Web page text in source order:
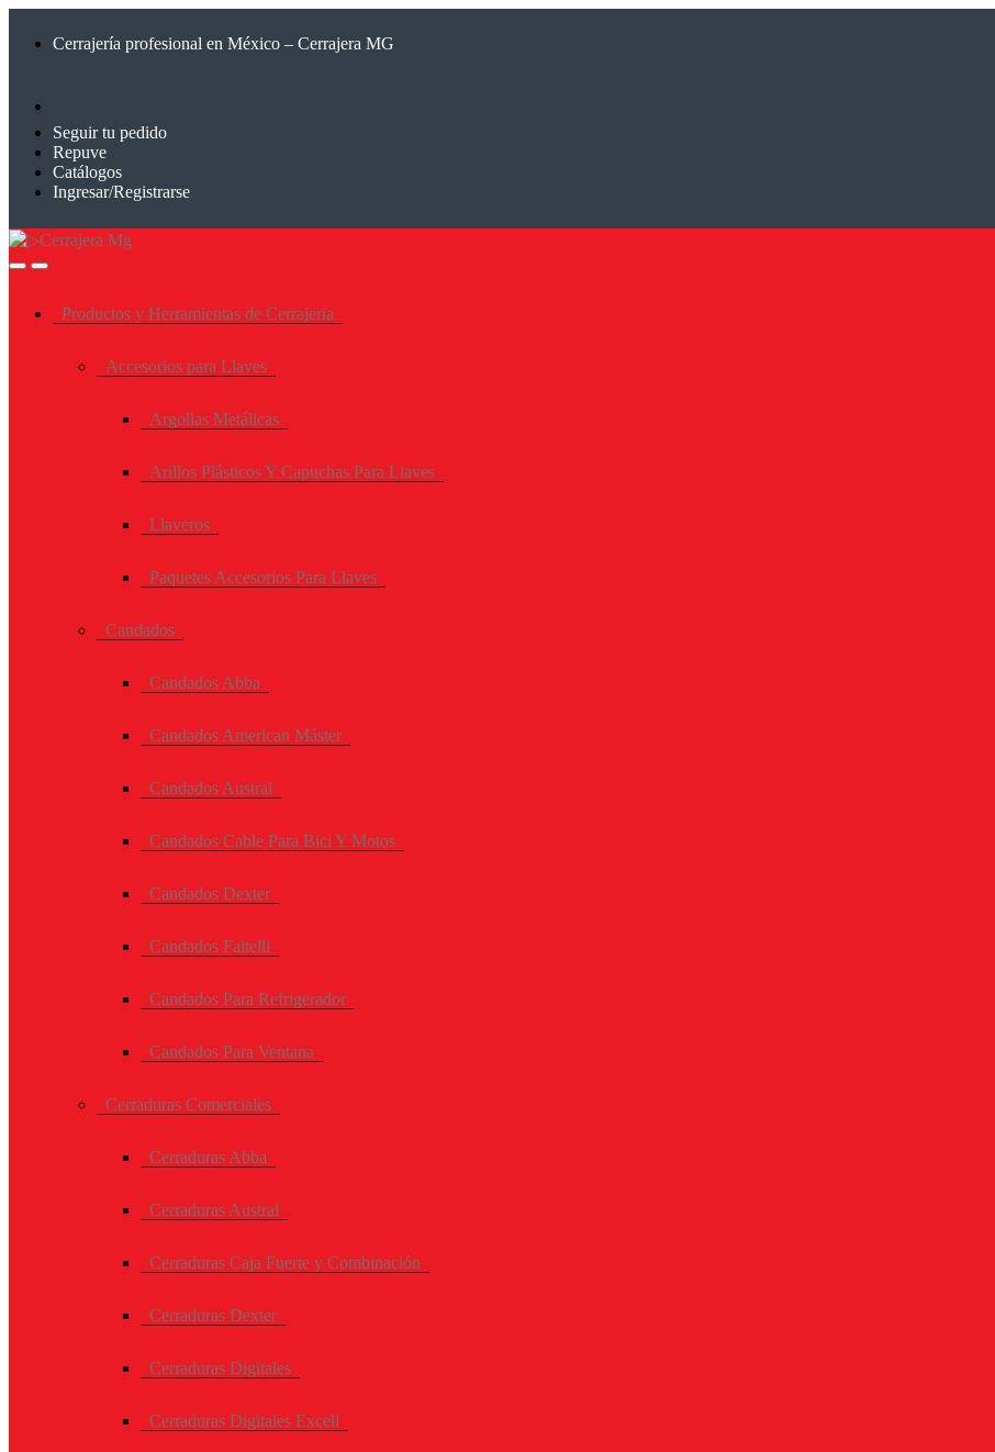
Cerrajería profesional en México – Cerrajera MG
Seguir tu pedido
Repuve
Catálogos
Ingresar/Registrarse
Productos y Herramientas de Cerrajeria
Accesorios para Llaves
Argollas Metálicas
Arillos Plásticos Y Capuchas Para Llaves
Llaveros
Paquetes Accesorios Para Llaves
Candados
Candados Abba
Candados American Máster
Candados Austral
Candados Cable Para Bici Y Motos
Candados Dexter
Candados Faitelli
Candados Para Refrigerador
Candados Para Ventana
Cerraduras Comerciales
Cerraduras Abba
Cerraduras Austral
Cerraduras Caja Fuerte y Combinación
Cerraduras Dexter
Cerraduras Digitales
Cerraduras Digitales Excell